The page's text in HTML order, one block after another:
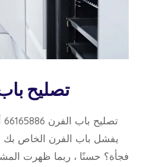
تصليح
يفشل باب الفرن الخاص بك
فجأة؟ حسنًا ، ربما ظهرت